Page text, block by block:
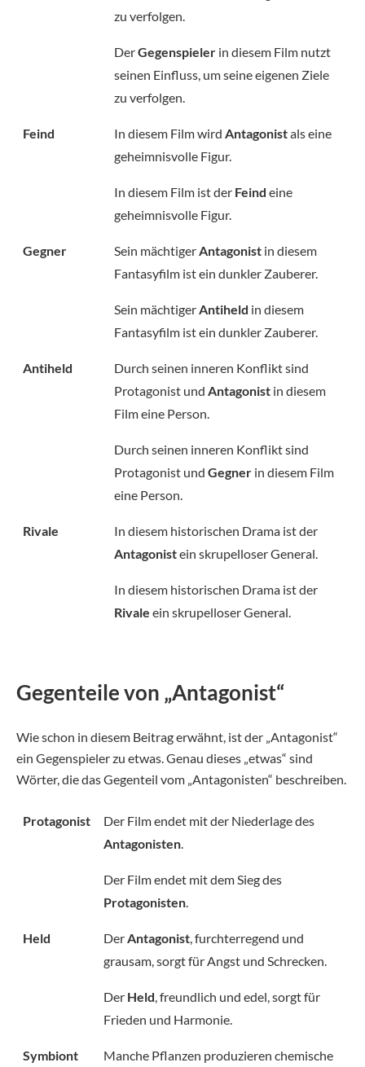
zu verfolgen.
DerGegenspieler in diesem Film nutzt
seinen Einfluss, um seine eigenen Ziele
zu verfolgen.
Feind In diesem Film wird Antagonistals eine
geheimnisvolle Figur.
In diesem Film ist der Feind eine
geheimnisvolle Figur.
Gegner Sein mächtigerAntagonist in diesem
Fantasyfilm ist ein dunkler Zauberer.
Sein mächtigerAntiheld in diesem
Fantasyfilm ist ein dunkler Zauberer.
Antiheld
Durch seinen inneren Konflikt sind
Protagonist und Antagonist in diesem
Film eine Person.
Durch seinen inneren Konflikt sind
Protagonist und Gegner in diesem Film
eine Person.
Rivale
In diesem historischen Drama ist der
Antagonistein skrupelloser General.
In diesem historischen Drama ist der
Rivale ein skrupelloser General.
Gegenteile von „Antagonist“
Wie schon in diesem Beitrag erwähnt, ist der „Antagonist“
ein Gegenspieler zu etwas. Genau dieses „etwas“ sind
Wörter, die das Gegenteil vom „Antagonisten“ beschreiben.
Protagonist
Der Film endet mit der Niederlage des
Antagonisten.
Der Film endet mit dem Sieg des
Protagonisten.
Held DerAntagonist, furchterregend und
grausam, sorgt für Angst und Schrecken.
Der Held, freundlich und edel, sorgt für
Frieden und Harmonie.
Symbiont
Manche Pflanzen produzieren chemische